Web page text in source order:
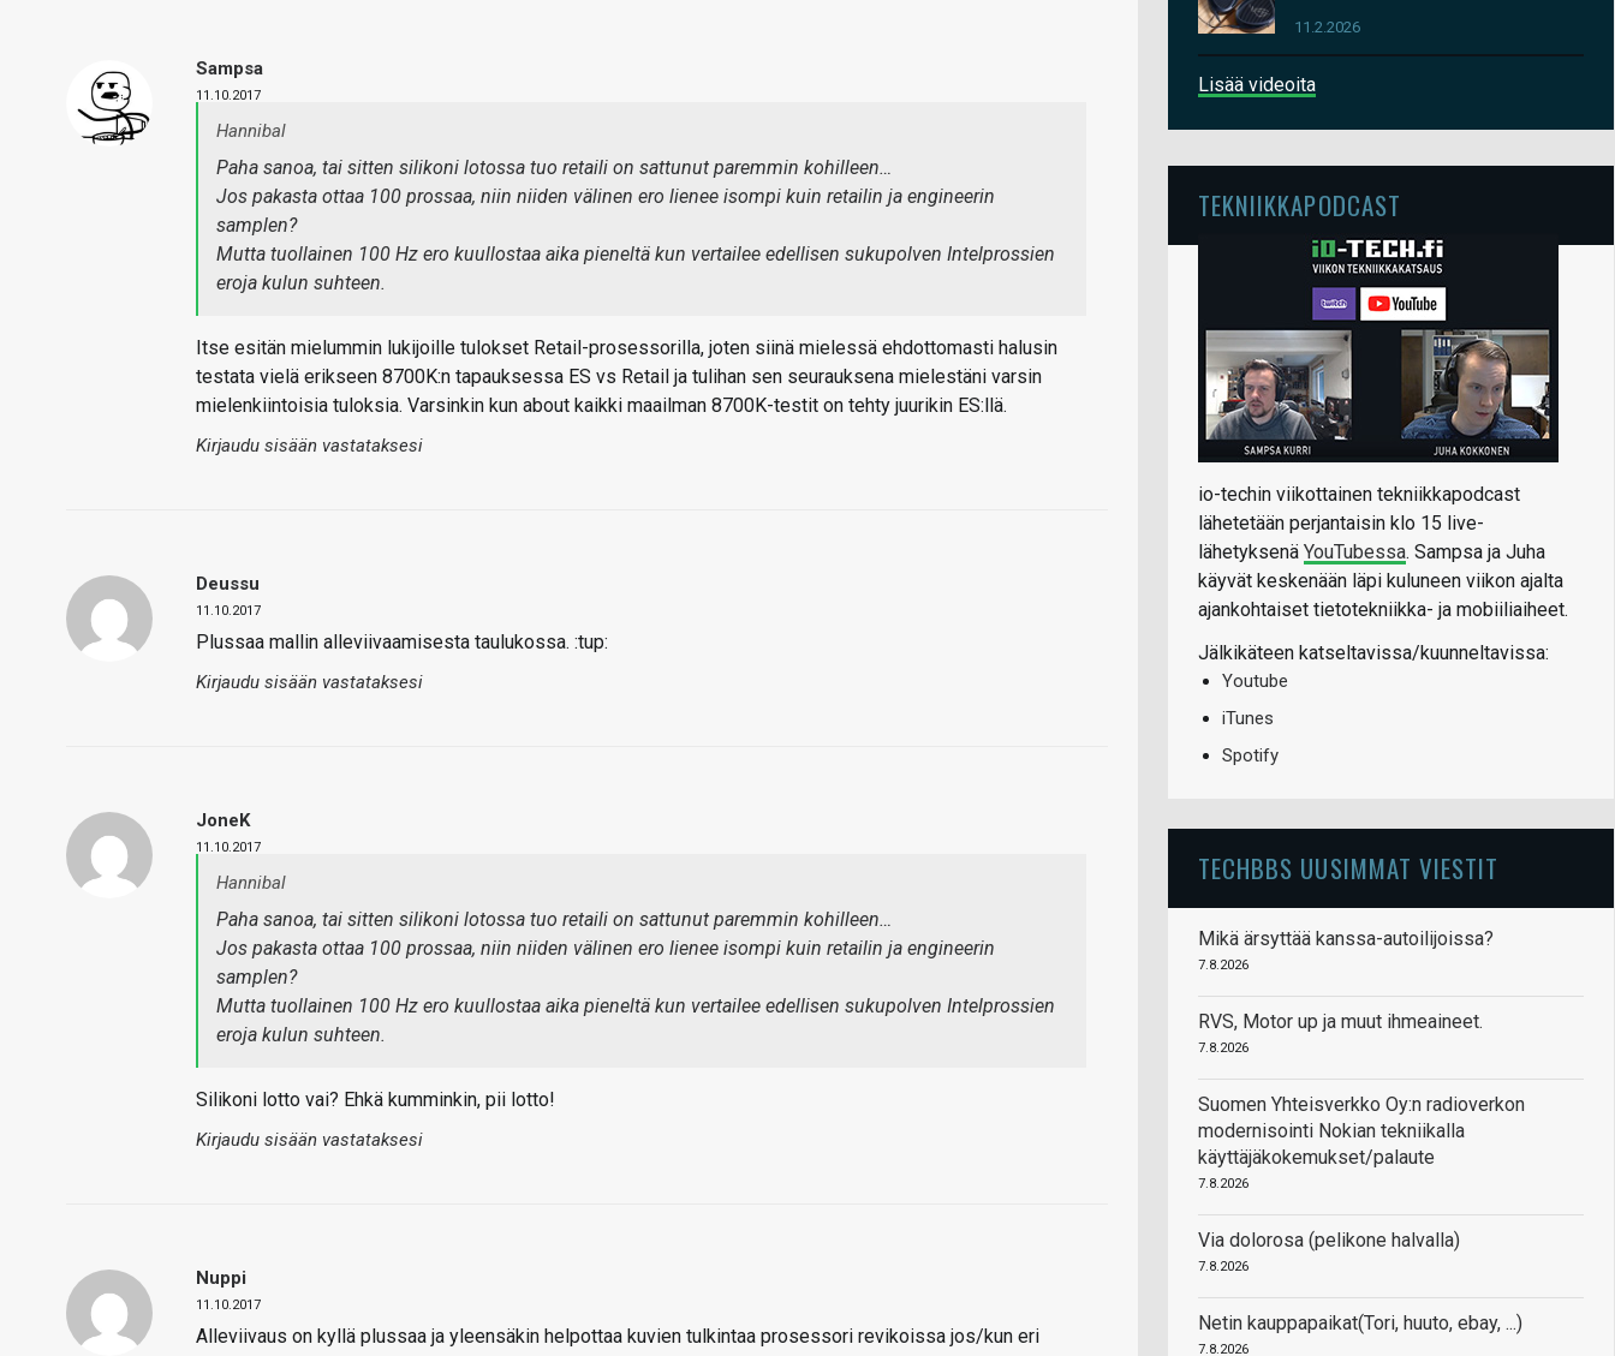
Sampsa
11.10.2017
Hannibal
Paha sanoa, tai sitten silikoni lotossa tuo retaili on sattunut paremmin kohilleen…
Jos pakasta ottaa 100 prossaa, niin niiden välinen ero lienee isompi kuin retailin ja engineerin
samplen?
Mutta tuollainen 100 Hz ero kuullostaa aika pieneltä kun vertailee edellisen sukupolven Intelprossien
eroja kulun suhteen.
Itse esitän mielummin lukijoille tulokset Retail-prosessorilla, joten siinä mielessä ehdottomasti halusin
testata vielä erikseen 8700K:n tapauksessa ES vs Retail ja tulihan sen seurauksena mielestäni varsin
mielenkiintoisia tuloksia. Varsinkin kun about kaikki maailman 8700K-testit on tehty juurikin ES:llä.
Kirjaudu sisään vastataksesi
Deussu
11.10.2017
Plussaa mallin alleviivaamisesta taulukossa. :tup:
Kirjaudu sisään vastataksesi
JoneK
11.10.2017
Hannibal
Paha sanoa, tai sitten silikoni lotossa tuo retaili on sattunut paremmin kohilleen…
Jos pakasta ottaa 100 prossaa, niin niiden välinen ero lienee isompi kuin retailin ja engineerin
samplen?
Mutta tuollainen 100 Hz ero kuullostaa aika pieneltä kun vertailee edellisen sukupolven Intelprossien
eroja kulun suhteen.
Silikoni lotto vai? Ehkä kumminkin, pii lotto!
Kirjaudu sisään vastataksesi
Nuppi
11.10.2017
Alleviivaus on kyllä plussaa ja yleensäkin helpottaa kuvien tulkintaa prosessori revikoissa jos/kun eri
11.2.2026
Lisää videoita
TEKNIIKKAPODCAST
io-techin viikottainen tekniikkapodcast
lähetetään perjantaisin klo 15 live-
lähetyksenä YouTubessa. Sampsa ja Juha
käyvät keskenään läpi kuluneen viikon ajalta
ajankohtaiset tietotekniikka- ja mobiiliaiheet.
Jälkikäteen katseltavissa/kuunneltavissa:
Youtube
iTunes
Spotify
TECHBBS UUSIMMAT VIESTIT
Mikä ärsyttää kanssa-autoilijoissa?
7.8.2026
RVS, Motor up ja muut ihmeaineet.
7.8.2026
Suomen Yhteisverkko Oy:n radioverkon
modernisointi Nokian tekniikalla
käyttäjäkokemukset/palaute
7.8.2026
Via dolorosa (pelikone halvalla)
7.8.2026
Netin kauppapaikat(Tori, huuto, ebay, ...)
7.8.2026